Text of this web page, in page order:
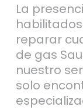
La
reparar
de gas
nuestro
solo